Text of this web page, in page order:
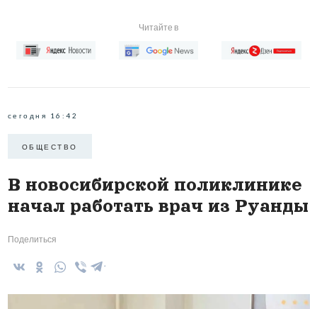
Читайте в
сегодня 16:42
ОБЩЕСТВО
В новосибирской поликлинике
начал работать врач из Руанды
Поделиться